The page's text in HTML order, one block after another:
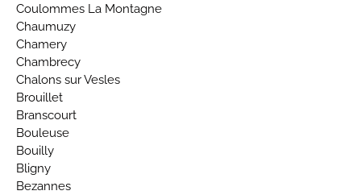
Coulommes La Montagne
Chaumuzy
Chamery
Chambrecy
Chalons sur Vesles
Brouillet
Branscourt
Bouleuse
Bouilly
Bligny
Bezannes